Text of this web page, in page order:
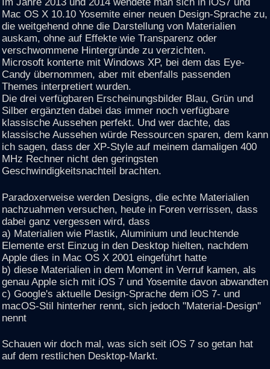
Mac OS X 10.10 Yosemite einer neuen Design-Sprache zu,
die weitgehend ohne die Darstellung von Materialien
auskam, ohne auf Effekte wie Transparenz oder
verschwommene Hintergründe zu verzichten.
Microsoft konterte mit Windows XP, bei dem das Eye-
Candy übernommen, aber mit ebenfalls passenden
Themes interpretiert wurden.
Die drei verfügbaren Erscheinungsbilder Blau, Grün und
Silber ergänzten dabei das immer noch verfügbare
klassische Aussehen perfekt. Und wer dachte, das
klassische Aussehen würde Ressourcen sparen, dem kann
ich sagen, dass der XP-Style auf meinem damaligen 400
MHz Rechner nicht den geringsten
Geschwindigkeitsnachteil brachten.
Paradoxerweise werden Designs, die echte Materialien
nachzuahmen versuchen, heute in Foren verrissen, dass
dabei ganz vergessen wird, dass
a) Materialien wie Plastik, Aluminium und leuchtende
Elemente erst Einzug in den Desktop hielten, nachdem
Apple dies in Mac OS X 2001 eingeführt hatte
b) diese Materialien in dem Moment in Verruf kamen, als
genau Apple sich mit iOS 7 und Yosemite davon abwandten
c) Google's aktuelle Design-Sprache dem iOS 7- und
macOS-Stil hinterher rennt, sich jedoch "Material-Design"
nennt
Schauen wir doch mal, was sich seit iOS 7 so getan hat
auf dem restlichen Desktop-Markt.